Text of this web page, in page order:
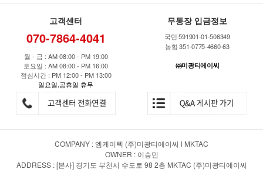
고객센터
070-7864-4041
월 - 금 : AM 08:00 - PM 19:00
토요일 : AM 08:00 - PM 16:00
점심시간 : PM 12:00 - PM 13:00
일요일,공휴일 휴무
무통장 입금정보
국민 591901-01-506349
농협 351-0775-4660-63
㈜미광티에이씨
COMPANY : 엠케이텍 (주)미광티에이씨 l MKTAC
OWNER : 이승민
ADDRESS : [본사] 경기도 부천시 수도로 98 2층 MKTAC (주)미광티에이씨